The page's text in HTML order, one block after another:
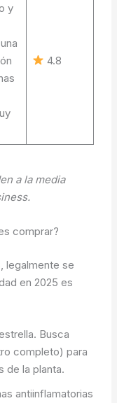
y
4.8
a la media
comprar?
legalmente se
en 2025 es
Busca
completo) para
de la planta.
antiinflamatorias